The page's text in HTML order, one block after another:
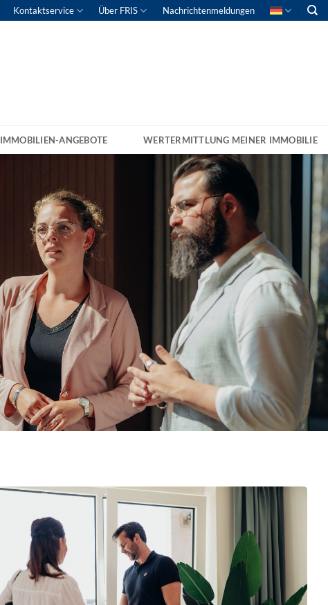
Kontaktservice Über FRIS Nachrichtenmeldungen
IMMOBILIEN-ANGEBOTE WERTERMITTLUNG MEINER IMMOBILIE